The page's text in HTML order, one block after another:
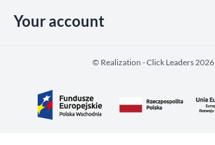
Your account
©️ Realization - Click Leaders 2026